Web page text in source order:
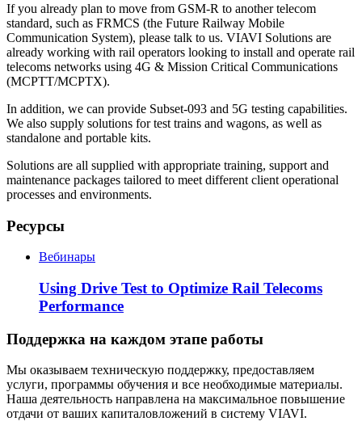
If you already plan to move from GSM-R to another telecom
standard, such as FRMCS (the Future Railway Mobile
Communication System), please talk to us. VIAVI Solutions are
already working with rail operators looking to install and operate rail
telecoms networks using 4G & Mission Critical Communications
(MCPTT/MCPTX).
In addition, we can provide Subset-093 and 5G testing capabilities.
We also supply solutions for test trains and wagons, as well as
standalone and portable kits.
Solutions are all supplied with appropriate training, support and
maintenance packages tailored to meet different client operational
processes and environments.
Ресурсы
Вебинары
Using Drive Test to Optimize Rail Telecoms
Performance
Поддержка на каждом этапе работы
Мы оказываем техническую поддержку, предоставляем
услуги, программы обучения и все необходимые материалы.
Наша деятельность направлена на максимальное повышение
отдачи от ваших капиталовложений в систему VIAVI.